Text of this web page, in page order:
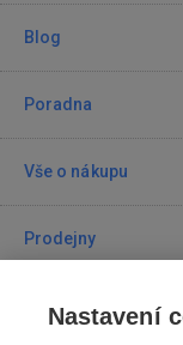
Blog
Poradna
Vše o nákupu
Prodejny
Kontakt
Nastavení